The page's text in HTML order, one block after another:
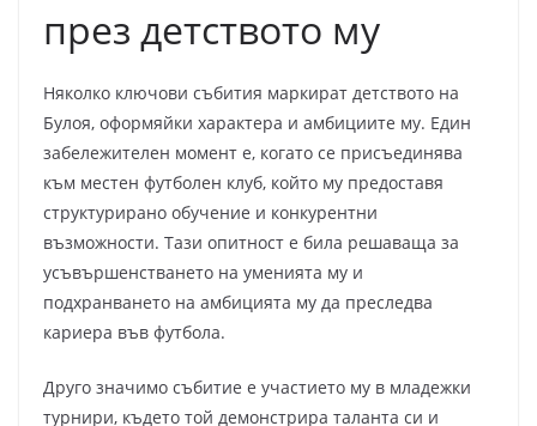
през детството му
Няколко ключови събития маркират детството на
Булоя, оформяйки характера и амбициите му. Един
забележителен момент е, когато се присъединява
към местен футболен клуб, който му предоставя
структурирано обучение и конкурентни
възможности. Тази опитност е била решаваща за
усъвършенстването на уменията му и
подхранването на амбицията му да преследва
кариера във футбола.
Друго значимо събитие е участието му в младежки
турнири, където той демонстрира таланта си и